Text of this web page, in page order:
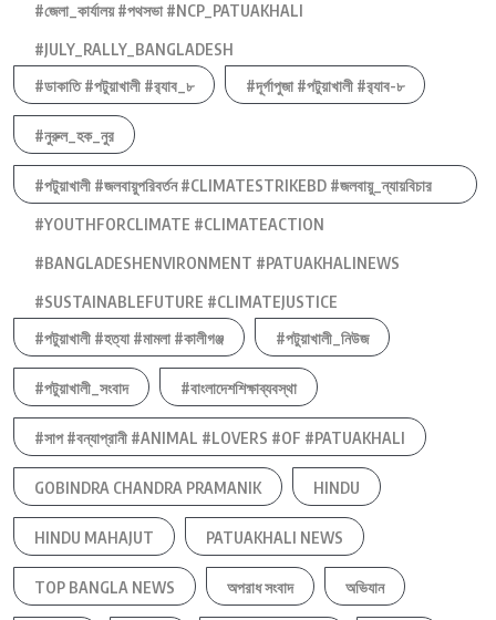
#জেলা_কার্যালয় #পথসভা #NCP_PATUAKHALI
#JULY_RALLY_BANGLADESH
#ডাকাতি #পটুয়াখালী #র‍্যাব_৮
#দূর্গাপুজা #পটুয়াখালী #র‍্যাব-৮
#নুরুল_হক_নুর
#পটুয়াখালী #জলবায়ুপরিবর্তন #CLIMATESTRIKEBD #জলবায়ু_ন্যায়বিচার
#YOUTHFORCLIMATE #CLIMATEACTION
#BANGLADESHENVIRONMENT #PATUAKHALINEWS
#SUSTAINABLEFUTURE #CLIMATEJUSTICE
#পটুয়াখালী #হত্যা #মামলা #কালীগঞ্জ
#পটুয়াখালী_নিউজ
#পটুয়াখালী_সংবাদ #বাংলাদেশশিক্ষাব্যবস্থা
#সাপ #বন্যাপ্রানী #ANIMAL #LOVERS #OF #PATUAKHALI
GOBINDRA CHANDRA PRAMANIK HINDU
HINDU MAHAJUT PATUAKHALI NEWS
TOP BANGLA NEWS অপরাধ সংবাদ অভিযান